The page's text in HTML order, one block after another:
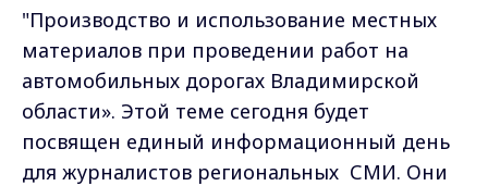
"Производство и использование местных
материалов при проведении работ на
автомобильных дорогах Владимирской
области». Этой теме сегодня будет
посвящен единый информационный день
для журналистов региональных СМИ. Они